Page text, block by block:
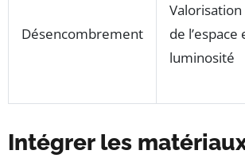
Désencombrement
Valorisation
de l’espace
luminosité
Intégrer les